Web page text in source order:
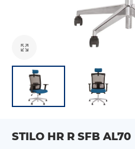
STILO HR R SFB AL70